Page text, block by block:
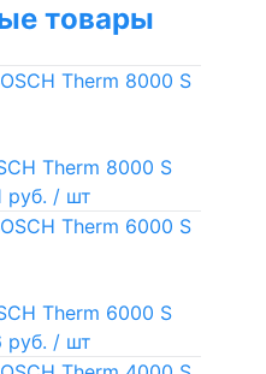
товары
Therm 8000 S
руб. / шт
Therm 6000 S
руб. / шт